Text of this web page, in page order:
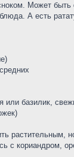
Может быть
А есть
или базилик,
растительным,
с кориандром,